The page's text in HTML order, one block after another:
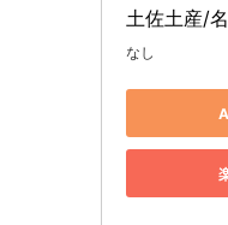
土佐土産/
なし